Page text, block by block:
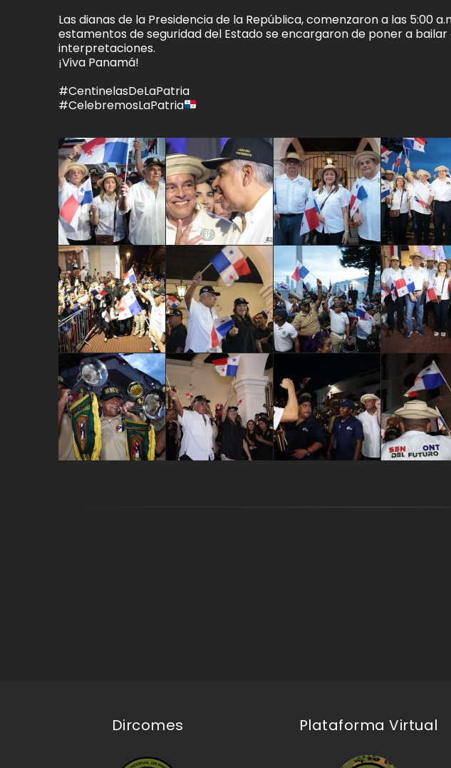
Las dianas de la Presidencia de la República, comenzaron a las 5:00
estamentos de seguridad del Estado se encargaron de poner a
interpretaciones.
¡Viva Panamá!
#CentinelasDeLaPatria
#CelebremosLaPatria
Dircomes Plataforma Virtual